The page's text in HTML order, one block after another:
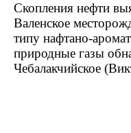
Скопления нефти
Валенское
типу нафтано-
природные газы
Чебалакчийское